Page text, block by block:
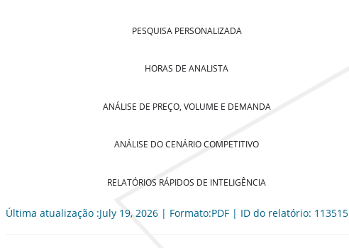
PESQUISA PERSONALIZADA
HORAS DE ANALISTA
ANÁLISE DE PREÇO, VOLUME E DEMANDA
ANÁLISE DO CENÁRIO COMPETITIVO
RELATÓRIOS RÁPIDOS DE INTELIGÊNCIA
Última atualização :July 19, 2026 | Formato:PDF | ID do relatório: 113515